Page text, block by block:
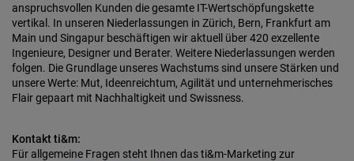
anspruchsvollen Kunden die gesamte IT-Wertschöpfungskette
vertikal. In unseren Niederlassungen in Zürich, Bern, Frankfurt am
Main und Singapur beschäftigen wir aktuell über 420 exzellente
Ingenieure, Designer und Berater. Weitere Niederlassungen werden
folgen. Die Grundlage unseres Wachstums sind unsere Stärken und
unsere Werte: Mut, Ideenreichtum, Agilität und unternehmerisches
Flair gepaart mit Nachhaltigkeit und Swissness.
Kontakt ti&m:
Für allgemeine Fragen steht Ihnen das ti&m-Marketing zur